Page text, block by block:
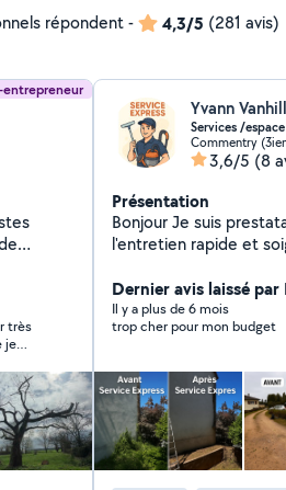
répondent- 4,3/5 (281 avis)
très
je
Services /
Commentry
3,6/5 (8
Présentation
Bonjour Je suis prestataire indépendant spécialisé dans
l'entretien rapide et
ponctuel et efficace. Services proposés : Tonte de
pelouse Débroussaillage de terrain Ramassage et
évacuation des déchets verts
48h Devis gratuit et sans engagement Je m'adapte à
vos besoins ponctuels
Dernier avis laissé
Il y a plus de 6 mois
trop cher pour mon budget